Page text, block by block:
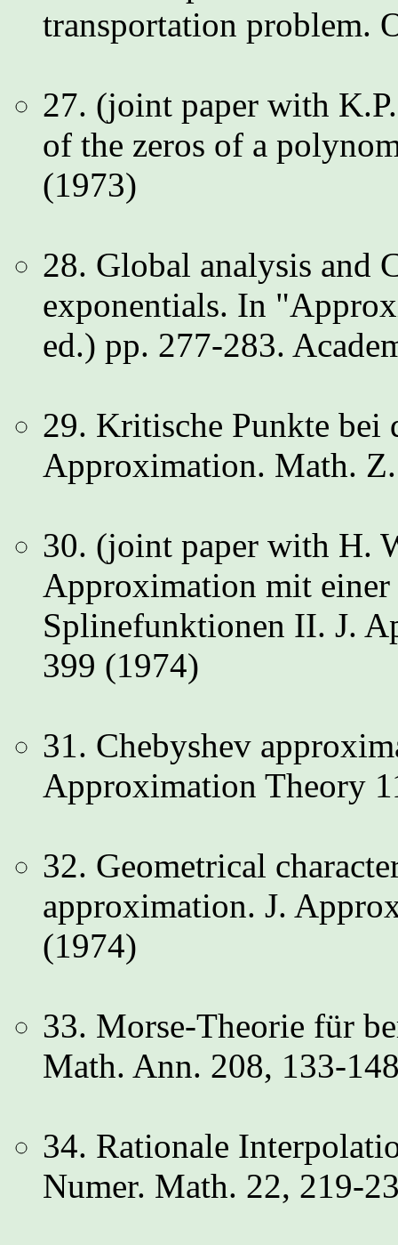
transportation problem.
27. (joint paper with
of the zeros of a
(1973)
28. Global analysis and
exponentials. In
ed.) pp. 277-283.
29. Kritische Punkte bei
Approximation. Math.
30. (joint paper with H.
Approximation mit einer
Splinefunktionen II. J.
399 (1974)
31. Chebyshev
Approximation Theory
32. Geometrical
approximation. J.
(1974)
33. Morse-Theorie für
Math. Ann. 208, 133-
34. Rationale
Numer. Math. 22, 219-